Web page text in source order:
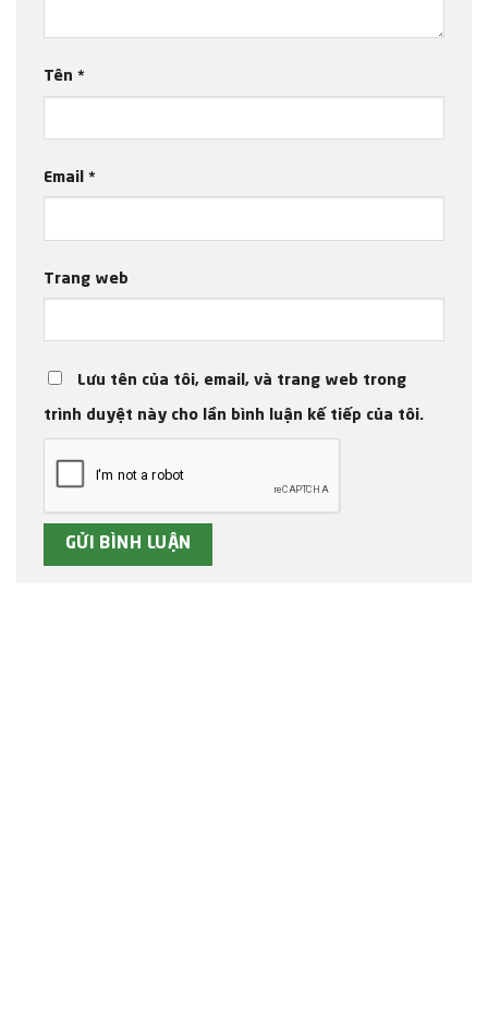
Tên *
Email *
Trang web
Lưu tên của tôi, email, và trang web trong
trình duyệt này cho lần bình luận kế tiếp của tôi.